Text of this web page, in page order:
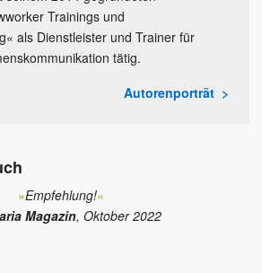
Trainings und
als Dienstleister und Trainer für
tätig.
Autorenporträt
»Empfehlung!«
Magazin, Oktober 2022